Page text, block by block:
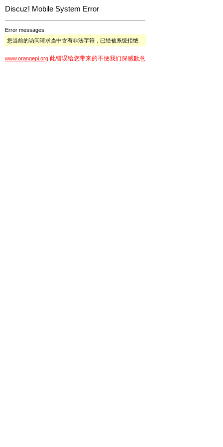
Discuz! Mobile System Error
Error messages:
您当前的访问请求当中含有非法字符，已经被系统拒绝
www.orangepi.org 此错误给您带来的不便我们深感歉意